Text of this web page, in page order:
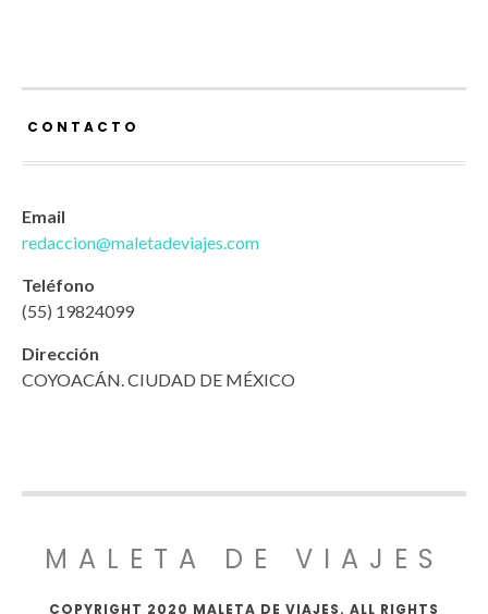
CONTACTO
Email
redaccion@maletadeviajes.com
Teléfono
(55) 19824099
Dirección
COYOACÁN. CIUDAD DE MÉXICO
MALETA DE VIAJES
COPYRIGHT 2020 MALETA DE VIAJES. ALL RIGHTS